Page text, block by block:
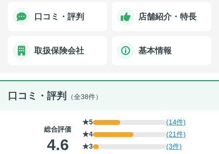
口コミ・評判 店舗紹介・特長
取扱保険会社 基本情報
口コミ・評判 （全38件）
総合評価
4.6
★5
(14件)
★4
(21件)
★3
(3件)